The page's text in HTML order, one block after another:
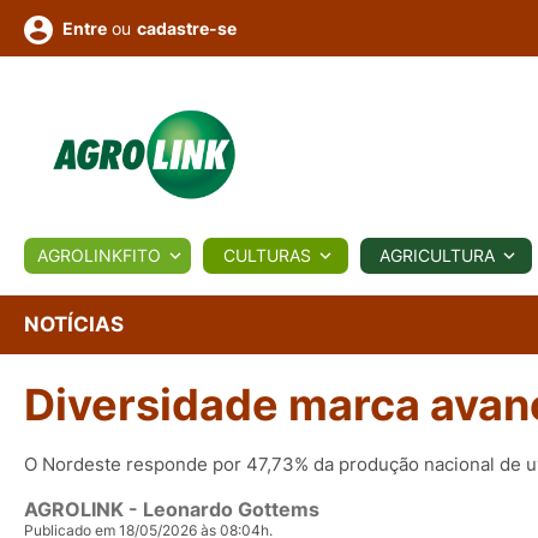
BIOLÓGICOS COTAÇÕES NOTÍCIAS
Conversor Colunistas Eventos
e
Vídeos
Entre ou cadastre-se
AGROLINKFITO CULTURAS AGRICULTURA
NOTÍCIAS
Diversidade marca
O Nordeste responde por 47,73% da produção nacional de
AGROLINK - Leonardo Gottems
Publicado em 18/05/2026 às 08:04h.